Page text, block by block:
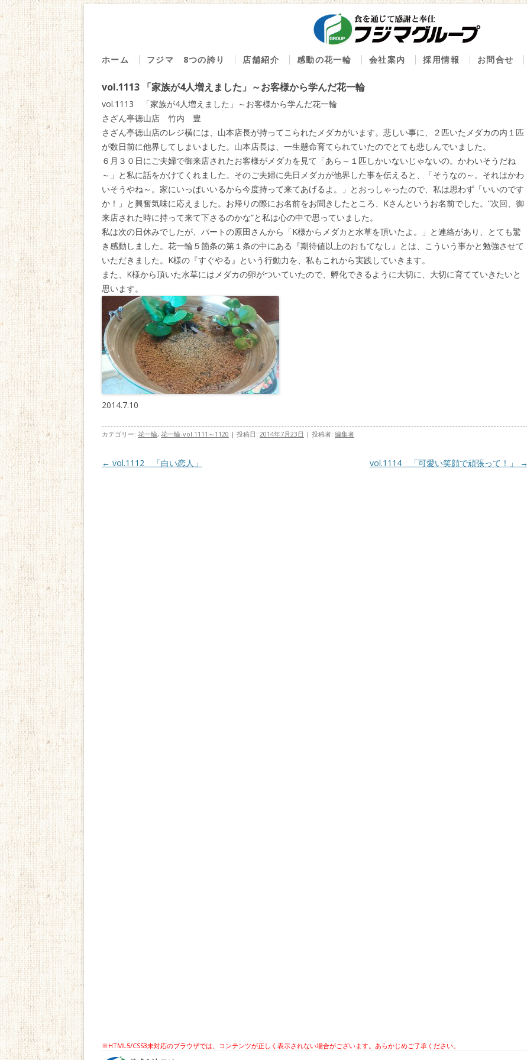
コンテンツへ移動
ホーム フジマ 8つの誇り
２．直営の魚市場
３．厳選した食材
４．旨味の探求
５．安心・安全
６．感動を創る
７．地域への貢献
８．社員は家族
店舗紹介
回る新鮮グルメ のん太鮨
海鮮屋 八丁櫓
うまいもんや 魚好人
仕出しのふじま
ベルゼ
地魚ざんまい一心
食事処もみじ
藤麻水産
感動の花一輪
感動の花一輪ブログ
会社案内
沿革
採用情報 お問合せ
vol.1113 「家族が4人増えました」～お客様から学んだ花一輪
vol.1113 「家族が4人増えました」～お客様から学んだ花一輪
さざん亭徳山店 竹内 豊
さざん亭徳山店のレジ横には、山本店長が持ってこられたメダカがいます。悲しい事に、２匹いたメダカの内１匹
が数日前に他界してしまいました。山本店長は、一生懸命育てられていたのでとても悲しんでいました。
６月３０日にご夫婦で御来店されたお客様がメダカを見て「あら～１匹しかいないじゃないの。かわいそうだね
～」と私に話をかけてくれました。そのご夫婦に先日メダカが他界した事を伝えると、「そうなの～。それはかわ
いそうやね～。家にいっぱいいるから今度持って来てあげるよ。」とおっしゃったので、私は思わず「いいのです
か！」と興奮気味に応えました。お帰りの際にお名前をお聞きしたところ、Kさんというお名前でした。“次回、御
来店された時に持って来て下さるのかな”と私は心の中で思っていました。
私は次の日休みでしたが、パートの原田さんから「K様からメダカと水草を頂いたよ。」と連絡があり、とても驚
き感動しました。花一輪５箇条の第１条の中にある『期待値以上のおもてなし』とは、こういう事かと勉強させて
いただきました。K様の『すぐやる』という行動力を、私もこれから実践していきます。
また、K様から頂いた水草にはメダカの卵がついていたので、孵化できるように大切に、大切に育てていきたいと
思います。
2014.7.10
カテゴリー: 花一輪, 花一輪-vol.1111～1120 | 投稿日: 2014年7月23日 | 投稿者: 編集者
投稿ナビゲーション
← vol.1112 「白い恋人」 vol.1114 「可愛い笑顔で頑張って！」 →
※HTML5/CSS3未対応のブラウザでは、コンテンツが正しく表示されない場合がございます。あらかじめご了承ください。